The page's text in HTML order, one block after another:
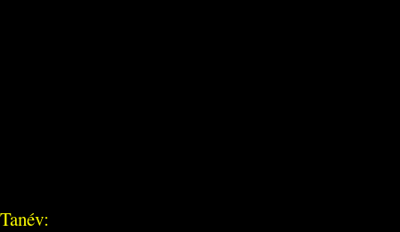
Tanév: